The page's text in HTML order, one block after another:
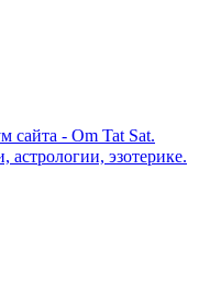
сайта - Om Tat Sat.
эзотерике.